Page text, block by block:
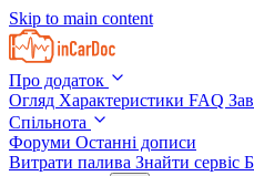
Skip to main content
Про додаток
Огляд Характеристики FAQ
Спільнота
Форуми Останні дописи
Витрати палива Знайти сервіс